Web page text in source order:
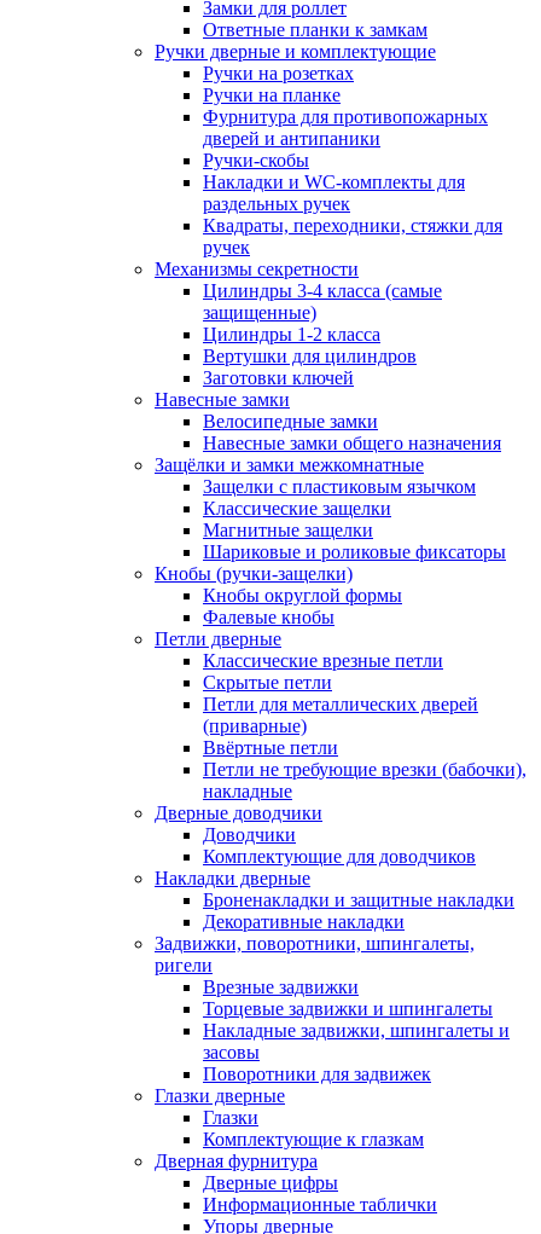
Замки для роллет
Ответные планки к замкам
Ручки дверные и комплектующие
Ручки на розетках
Ручки на планке
Фурнитура для противопожарных
дверей и антипаники
Ручки-скобы
Накладки и WC-комплекты для
раздельных ручек
Квадраты, переходники, стяжки для
ручек
Механизмы секретности
Цилиндры 3-4 класса (самые
защищенные)
Цилиндры 1-2 класса
Вертушки для цилиндров
Заготовки ключей
Навесные замки
Велосипедные замки
Навесные замки общего назначения
Защёлки и замки межкомнатные
Защелки с пластиковым язычком
Классические защелки
Магнитные защелки
Шариковые и роликовые фиксаторы
Кнобы (ручки-защелки)
Кнобы округлой формы
Фалевые кнобы
Петли дверные
Классические врезные петли
Скрытые петли
Петли для металлических дверей
(приварные)
Ввёртные петли
Петли не требующие врезки (бабочки),
накладные
Дверные доводчики
Доводчики
Комплектующие для доводчиков
Накладки дверные
Броненакладки и защитные накладки
Декоративные накладки
Задвижки, поворотники, шпингалеты,
ригели
Врезные задвижки
Торцевые задвижки и шпингалеты
Накладные задвижки, шпингалеты и
засовы
Поворотники для задвижек
Глазки дверные
Глазки
Комплектующие к глазкам
Дверная фурнитура
Дверные цифры
Информационные таблички
Упоры дверные